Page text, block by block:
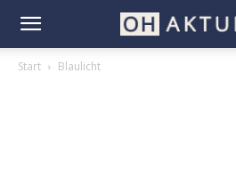
Start Blaulicht